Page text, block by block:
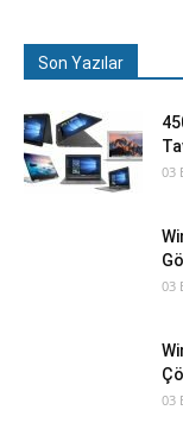
Son Yazılar
03
03
03